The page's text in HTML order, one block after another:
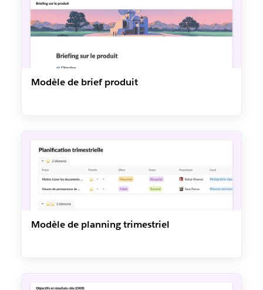
Modèle de brief produit
Modèle de planning trimestriel